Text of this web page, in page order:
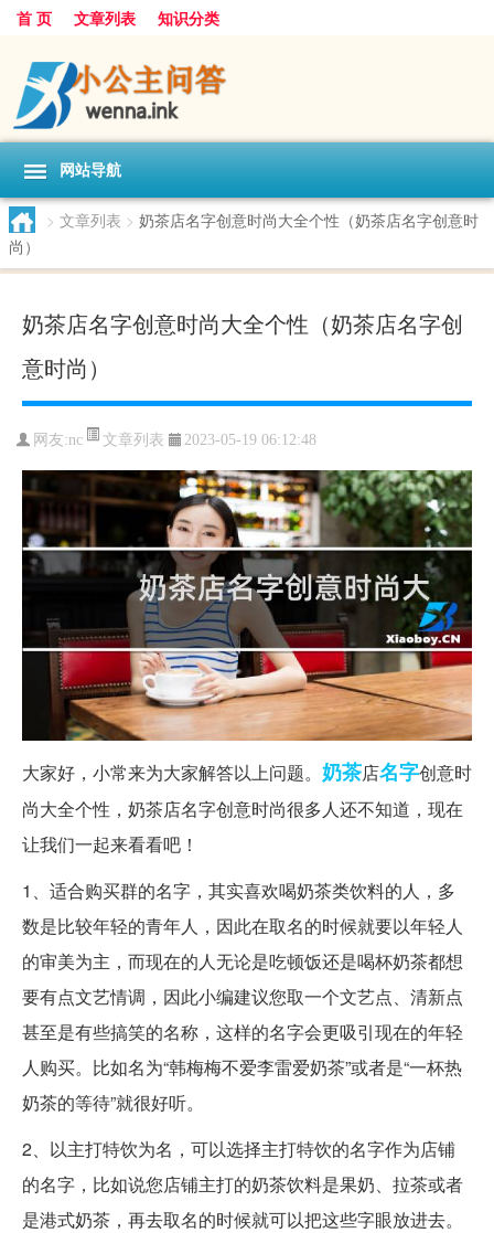
首 页 文章列表 知识分类
网站导航
> 文章列表 > 奶茶店名字创意时尚大全个性（奶茶店名字创意时
尚）
奶茶店名字创意时尚大全个性（奶茶店名字创
意时尚）
网友:nc 文章列表 2023-05-19 06:12:48
大家好，小常来为大家解答以上问题。 奶茶店名字创意时
尚大全个性，奶茶店名字创意时尚很多人还不知道，现在
让我们一起来看看吧！
1、适合购买群的名字，其实喜欢喝奶茶类饮料的人，多
数是比较年轻的青年人，因此在取名的时候就要以年轻人
的审美为主，而现在的人无论是吃顿饭还是喝杯奶茶都想
要有点文艺情调，因此小编建议您取一个文艺点、清新点
甚至是有些搞笑的名称，这样的名字会更吸引现在的年轻
人购买。比如名为“韩梅梅不爱李雷爱奶茶”或者是“一杯热
奶茶的等待”就很好听。
2、以主打特饮为名，可以选择主打特饮的名字作为店铺
的名字，比如说您店铺主打的奶茶饮料是果奶、拉茶或者
是港式奶茶，再去取名的时候就可以把这些字眼放进去。